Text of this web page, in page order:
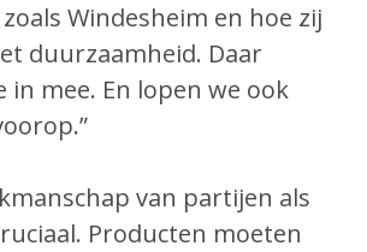
Windesheim en hoe zij
duurzaamheid. Daar
in mee. En lopen we ook
van partijen als
Producten moeten